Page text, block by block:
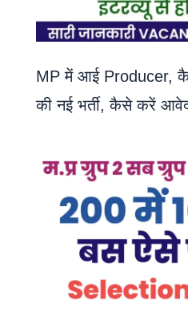
MP में आई Producer,
की नई भर्ती, कैसे करें